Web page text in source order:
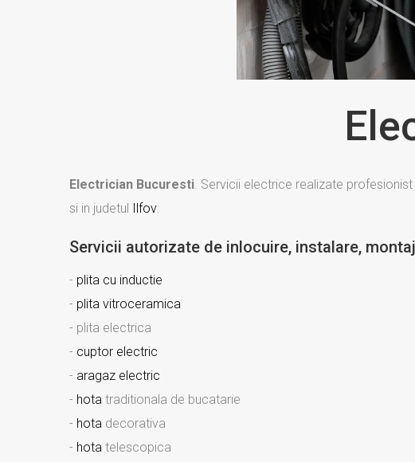
Electrician Bucuresti . Servicii electrice realizate profesionist
si in judetul Ilfov:
Servicii autorizate de inlocuire, instalare,
- plita cu inductie
- plita vitroceramica
- plita electrica
- cuptor electric
- aragaz electric
- hota traditionala de bucatarie
- hota decorativa
- hota telescopica